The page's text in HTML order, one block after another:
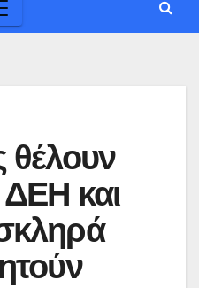
θέλουν
ΔΕΗ και